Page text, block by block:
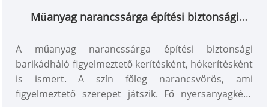
Műanyag narancssárga építési biztonsági
A műanyag narancssárga építési biztonsági
barikádháló figyelmeztető kerítésként, hókerítésként
is ismert. A szín főleg narancsvörös, ami
figyelmeztető szerepet játszik. Fő nyersanyagként